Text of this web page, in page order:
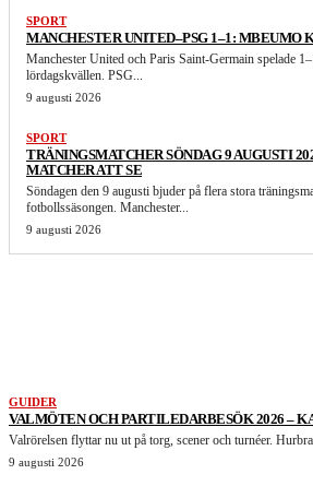
SPORT
MANCHESTER UNITED–PSG 1–1: MBEUMO
Manchester United och Paris Saint-Germain spelade
lördagskvällen. PSG...
9 augusti 2026
SPORT
TRÄNINGSMATCHER SÖNDAG 9 AUGUSTI
MATCHER ATT SE
Söndagen den 9 augusti bjuder på flera stora
fotbollssäsongen. Manchester...
9 augusti 2026
GUIDER
VALMÖTEN OCH PARTILEDARBESÖK 2026 –
Valrörelsen flyttar nu ut på torg, scener och turnéer.
9 augusti 2026